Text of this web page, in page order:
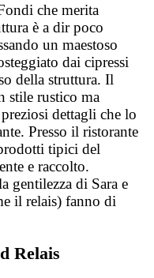
che merita
è a dir poco
un maestoso
dai cipressi
della struttura. Il
stile rustico ma
dettagli che lo
Presso il ristorante
tipici del
e raccolto.
gentilezza di Sara e
il relais) fanno di
Relais